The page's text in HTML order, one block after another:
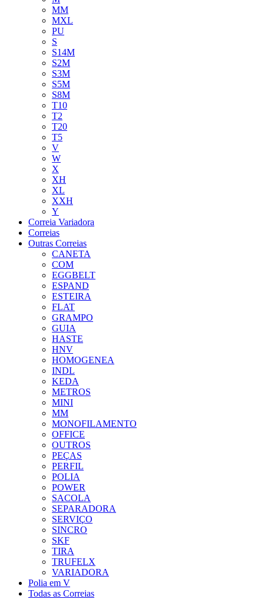
MM
MXL
PU
S
S14M
S2M
S3M
S5M
S8M
T10
T2
T20
T5
V
W
X
XH
XL
XXH
Y
Correia Variadora
Correias
Outras Correias
CANETA
COM
EGGBELT
ESPAND
ESTEIRA
FLAT
GRAMPO
GUIA
HASTE
HNV
HOMOGENEA
INDL
KEDA
METROS
MINI
MM
MONOFILAMENTO
OFFICE
OUTROS
PEÇAS
PERFIL
POLIA
POWER
SACOLA
SEPARADORA
SERVIÇO
SINCRO
SKF
TIRA
TRUFELX
VARIADORA
Polia em V
Todas as Correias